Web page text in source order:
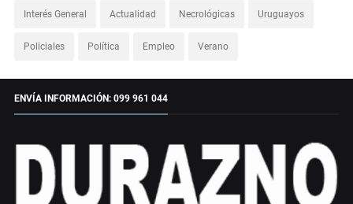
Interés General Actualidad Necrológicas Uruguayos
Policiales Política Empleo Verano
ENVÍA INFORMACIÓN: 099 961 044